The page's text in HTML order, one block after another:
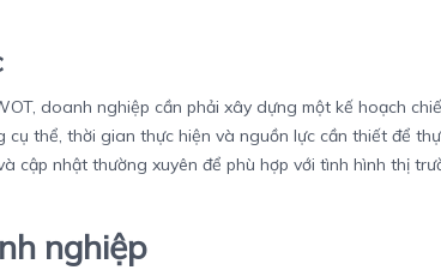
doanh nghiệp cần phải xây dựng một kế hoạch
thể, thời gian thực hiện và nguồn lực cần thiết để
cập nhật thường xuyên để phù hợp với tình hình thị
nghiệp